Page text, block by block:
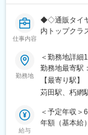
できる環境が
変更の範囲：
■ポジション
マーケティ
に、必要なも
す。入社後
のがあればお
与します。
また、事業
見合う大きな
仕事内容
◆◇通販タイ
内トップクラ
■採用背景：
今後も事業
えるため、
し、体制強化
■業務内容：
勤務地
＜勤務地詳細
勤務地最寄駅
煙＜勤務地
14番８号 小倉
【最寄り駅】
苅田駅、朽網
給与
＜予定年収＞
年額（基本給